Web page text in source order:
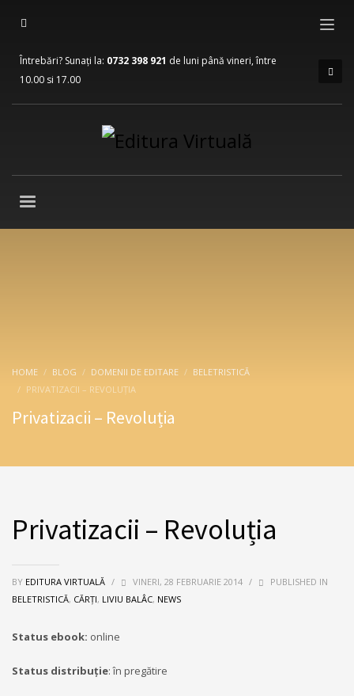
Întrebări? Sunați la: 0732 398 921 de luni până vineri, între
10.00 si 17.00
HOME BLOG DOMENII DE EDITARE
BELETRISTICĂ
PRIVATIZACII – REVOLUȚIA
Privatizacii – Revoluția
Privatizacii – Revoluția
BY EDITURA VIRTUALĂ / VINERI, 28 FEBRUARIE 2014 /
PUBLISHED IN
BELETRISTICĂ, CĂRȚI, LIVIU BALÂC, NEWS
Status ebook: online
Status distribuție: în pregătire